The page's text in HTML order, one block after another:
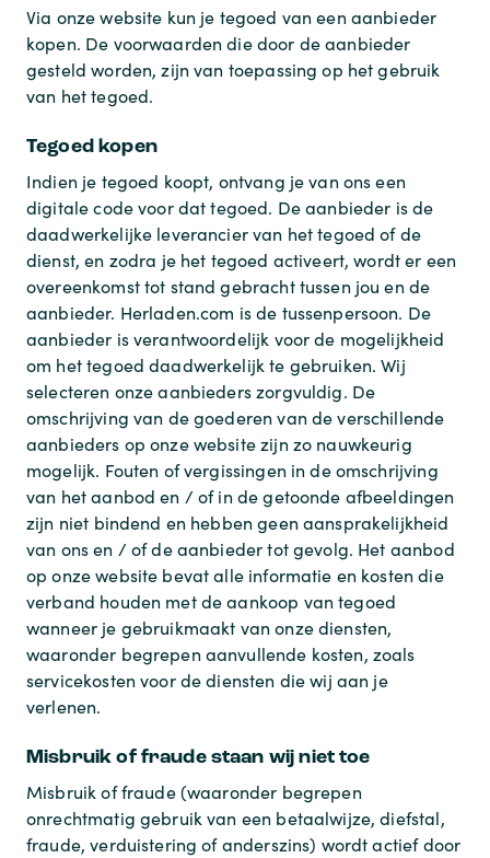
Via onze website kun je tegoed van een aanbieder
kopen. De voorwaarden die door de aanbieder
gesteld worden, zijn van toepassing op het gebruik
van het tegoed.
Tegoed kopen
Indien je tegoed koopt, ontvang je van ons een
digitale code voor dat tegoed. De aanbieder is de
daadwerkelijke leverancier van het tegoed of de
dienst, en zodra je het tegoed activeert, wordt er een
overeenkomst tot stand gebracht tussen jou en de
aanbieder. Herladen.com is de tussenpersoon. De
aanbieder is verantwoordelijk voor de mogelijkheid
om het tegoed daadwerkelijk te gebruiken. Wij
selecteren onze aanbieders zorgvuldig. De
omschrijving van de goederen van de verschillende
aanbieders op onze website zijn zo nauwkeurig
mogelijk. Fouten of vergissingen in de omschrijving
van het aanbod en / of in de getoonde afbeeldingen
zijn niet bindend en hebben geen aansprakelijkheid
van ons en / of de aanbieder tot gevolg. Het aanbod
op onze website bevat alle informatie en kosten die
verband houden met de aankoop van tegoed
wanneer je gebruikmaakt van onze diensten,
waaronder begrepen aanvullende kosten, zoals
servicekosten voor de diensten die wij aan je
verlenen.
Misbruik of fraude staan wij niet toe
Misbruik of fraude (waaronder begrepen
onrechtmatig gebruik van een betaalwijze, diefstal,
fraude, verduistering of anderszins) wordt actief door